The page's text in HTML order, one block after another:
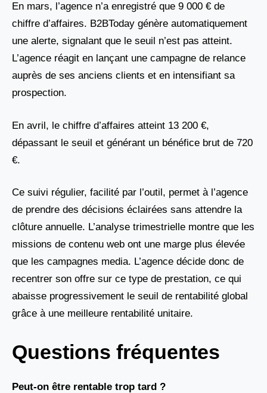
En mars, l’agence n’a enregistré que 9 000 € de
chiffre d’affaires. B2BToday génère automatiquement
une alerte, signalant que le seuil n’est pas atteint.
L’agence réagit en lançant une campagne de relance
auprès de ses anciens clients et en intensifiant sa
prospection.
En avril, le chiffre d’affaires atteint 13 200 €,
dépassant le seuil et générant un bénéfice brut de 720
€.
Ce suivi régulier, facilité par l’outil, permet à l’agence
de prendre des décisions éclairées sans attendre la
clôture annuelle. L’analyse trimestrielle montre que les
missions de contenu web ont une marge plus élevée
que les campagnes media. L’agence décide donc de
recentrer son offre sur ce type de prestation, ce qui
abaisse progressivement le seuil de rentabilité global
grâce à une meilleure rentabilité unitaire.
Questions fréquentes
Peut-on être rentable trop tard ?